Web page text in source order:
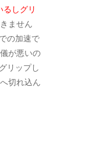
るしグリ
ません
の加速で
が悪いの
リップし
切れ込ん